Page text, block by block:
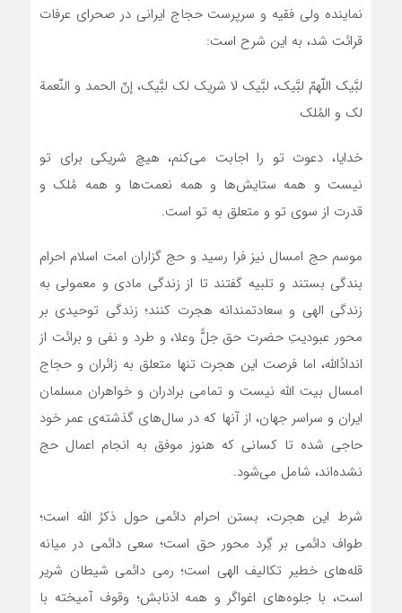
نماینده ولی فقیه و سرپرست حجاج ایرانی در صحرای عرفات
قرائت شد، به این شرح است:
­لبَّیک اللّهمّ لبَّیک، لبَّیک لا شریک لک لبَّیک، إنّ الحمد و النّعمة
لک و المُلک­
­خدایا، دعوت تو را اجابت می‌کنم، هیچ شریکی برای تو
نیست و همه ستایش‌ها و همه نعمت‌ها و همه مُلک و
قدرت از سوی تو و متعلق به تو است.
­موسم حج امسال نیز فرا رسید و حج گزاران امت اسلام احرام
بندگی بستند و تلبیه گفتند تا از زندگی مادی و معمولی به
زندگی الهی و سعادتمندانه هجرت کنند؛ زندگی توحیدی بر
محور عبودیتِ حضرت حق جلًّ وعلا، و طرد و نفی و برائت از
اندادُالله، اما فرصت این هجرت تنها متعلق به زائران و حجاج
امسال بیت الله نیست و تمامی برادران و خواهران مسلمان
ایران و سراسر جهان، از آنها که در سال‌های گذشته‌ی عمر خود
حاجی شده تا کسانی که هنوز موفق به انجام اعمال حج
نشده‌اند، شامل می‌شود.
شرط این هجرت، بستن احرام دائمی حول ذکرُ الله است؛
طواف دائمی بر گِرد محور حق است؛ سعی دائمی در میانه
قله‌های خطیر تکالیف الهی است؛ رمی دائمی شیطان شریر
است، با جلوه‌های اغواگر و همه اذنابش؛ وقوف آمیخته با